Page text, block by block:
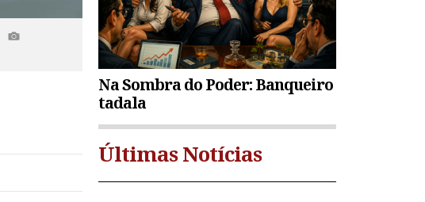
Na Sombra do Poder: Banqueiro
tadala
Últimas Notícias